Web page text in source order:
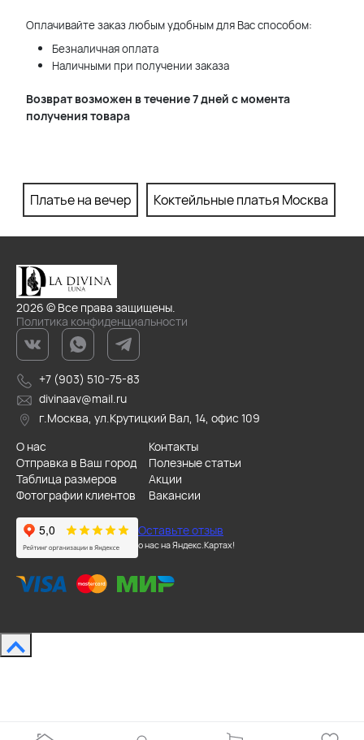
Оплачивайте заказ любым удобным для Вас способом:
Безналичная оплата
Наличными при получении заказа
Возврат возможен в течение 7 дней с момента
получения товара
Платье на вечер Коктейльные платья Москва
2026 © Все права защищены.
Политика конфиденциальности
+7 (903) 510-75-83
divinaav@mail.ru
г.Москва, ул.Крутицкий Вал, 14, офис 109
О нас
Контакты
Отправка в Ваш город
Полезные статьи
Таблица размеров
Акции
Фотографии клиентов
Вакансии
Оставьте отзыв
о нас на Яндекс.Картах!